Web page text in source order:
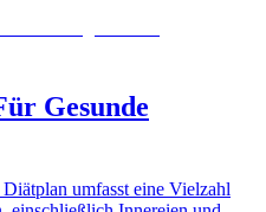
Gesunde
umfasst eine Vielzahl